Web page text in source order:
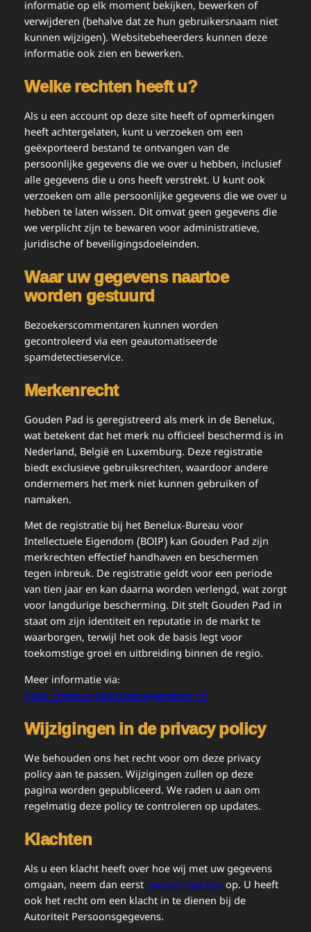
informatie op elk moment bekijken, bewerken of
verwijderen (behalve dat ze hun gebruikersnaam niet
kunnen wijzigen). Websitebeheerders kunnen deze
informatie ook zien en bewerken.
Welke rechten heeft u?
Als u een account op deze site heeft of opmerkingen
heeft achtergelaten, kunt u verzoeken om een
geëxporteerd bestand te ontvangen van de
persoonlijke gegevens die we over u hebben, inclusief
alle gegevens die u ons heeft verstrekt. U kunt ook
verzoeken om alle persoonlijke gegevens die we over u
hebben te laten wissen. Dit omvat geen gegevens die
we verplicht zijn te bewaren voor administratieve,
juridische of beveiligingsdoeleinden.
Waar uw gegevens naartoe
worden gestuurd
Bezoekerscommentaren kunnen worden
gecontroleerd via een geautomatiseerde
spamdetectieservice.
Merkenrecht
Gouden Pad is geregistreerd als merk in de Benelux,
wat betekent dat het merk nu officieel beschermd is in
Nederland, België en Luxemburg. Deze registratie
biedt exclusieve gebruiksrechten, waardoor andere
ondernemers het merk niet kunnen gebruiken of
namaken.
Met de registratie bij het Benelux-Bureau voor
Intellectuele Eigendom (BOIP) kan Gouden Pad zijn
merkrechten effectief handhaven en beschermen
tegen inbreuk. De registratie geldt voor een periode
van tien jaar en kan daarna worden verlengd, wat zorgt
voor langdurige bescherming. Dit stelt Gouden Pad in
staat om zijn identiteit en reputatie in de markt te
waarborgen, terwijl het ook de basis legt voor
toekomstige groei en uitbreiding binnen de regio.
Meer informatie via:
https://www.intellectueeleigendom.nl/
Wijzigingen in de privacy policy
We behouden ons het recht voor om deze privacy
policy aan te passen. Wijzigingen zullen op deze
pagina worden gepubliceerd. We raden u aan om
regelmatig deze policy te controleren op updates.
Klachten
Als u een klacht heeft over hoe wij met uw gegevens
omgaan, neem dan eerstcontact met onsop. U heeft
ook het recht om een klacht in te dienen bij de
Autoriteit Persoonsgegevens.